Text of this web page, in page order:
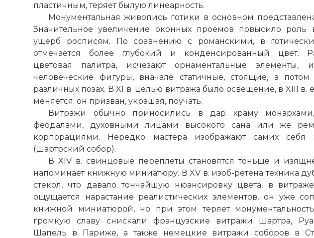
пластичным, теряет былую линеарность.
Монументальная живопись готики в основном
Значительное увеличение оконных проемов повысило роль
ущерб росписям. По сравнению с романскими, в
отмечается более глубокий и конденсированный цвет.
цветовая палитра, исчезают орнаментальные элементы,
человеческие фигуры, вначале статичные, стоящие, а
различных позах. В XI в. целью витража было освещение, в XIII в.
меняется: он призван, украшая, поучать.
Витражи обычно приносились в дар храму
феодалами, духовными лицами высокого сана или же
корпорациями. Нередко мастера изображают самих себя
(Шартрский собор).
В XIV в. свинцовые переплеты становятся тоньше и
напоминает книжную миниатюру. В XV в. изоб-ретена техника
стекол, что давало тончайшую нюансировку цвета, в
ощущается нарастание реалистических элементов, он уже
книжной миниатюрой, но при этом теряет
громкую славу снискали французские витражи Шартра,
Шапель в Париже, а также немецкие витражи соборов в